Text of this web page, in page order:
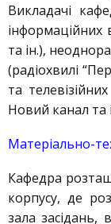
Викладачі
інформаційних
та ін.),
(радіохвилі
та
Новий канал та
Матеріально-
Кафедра
корпусу, де
зала засідань,